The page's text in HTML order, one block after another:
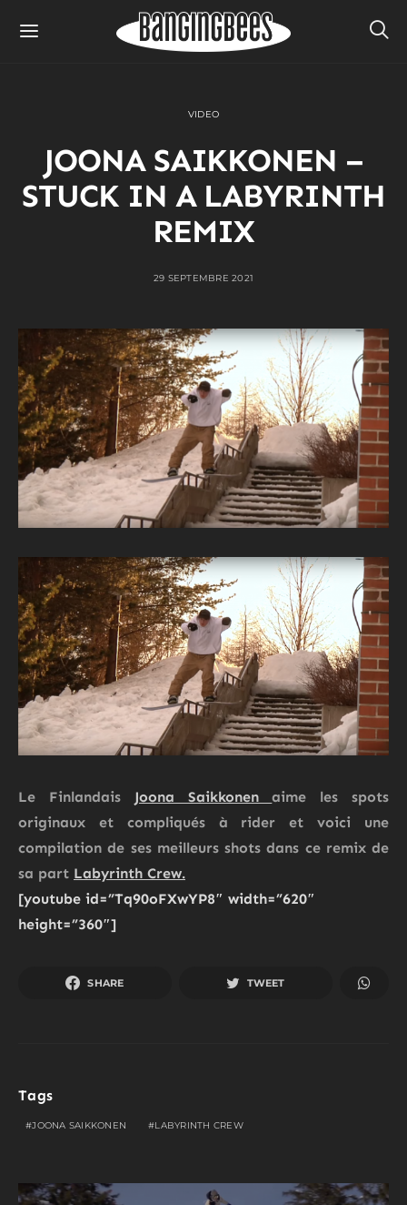
VIDEO
JOONA SAIKKONEN –
STUCK IN A LABYRINTH
REMIX
29 SEPTEMBRE 2021
Le Finlandais Joona Saikkonenaime les spots
originaux et compliqués à rider et voici une
compilation de ses meilleurs shots dans ce remix de
sa part Labyrinth Crew.
[youtube id=”Tq90oFXwYP8″ width=”620″
height=”360″]
SHARE TWEET
Tags
JOONA SAIKKONEN LABYRINTH CREW